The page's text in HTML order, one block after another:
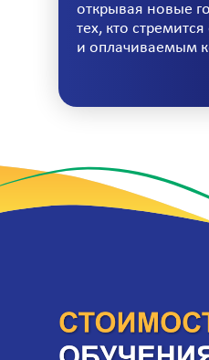
открывая новые
тех, кто
и оплачиваемым